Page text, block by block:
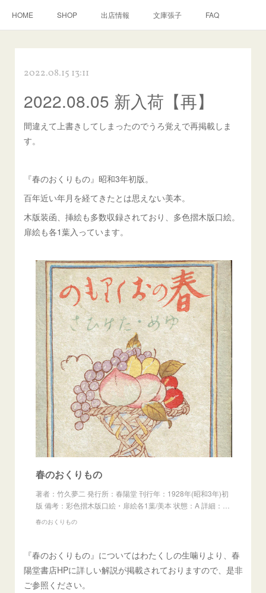
HOME SHOP 出店情報 文庫張子 FAQ
2022.08.15 13:11
2022.08.05 新入荷【再】
間違えて上書きしてしまったのでうろ覚えで再掲載しま
す。
『春のおくりもの』昭和3年初版。
百年近い年月を経てきたとは思えない美本。
木版装函、挿絵も多数収録されており、多色摺木版口絵。
扉絵も各1葉入っています。
春のおくりもの
著者：竹久夢二 発行所：春陽堂 刊行年：1928年(昭和3年)初
版 備考：彩色摺木版口絵・扉絵各1葉/美本 状態：A 詳細：…
春のおくりもの
『春のおくりもの』についてはわたくしの生噛りより、春
陽堂書店HPに詳しい解説が掲載されておりますので、是非
ご参照ください。